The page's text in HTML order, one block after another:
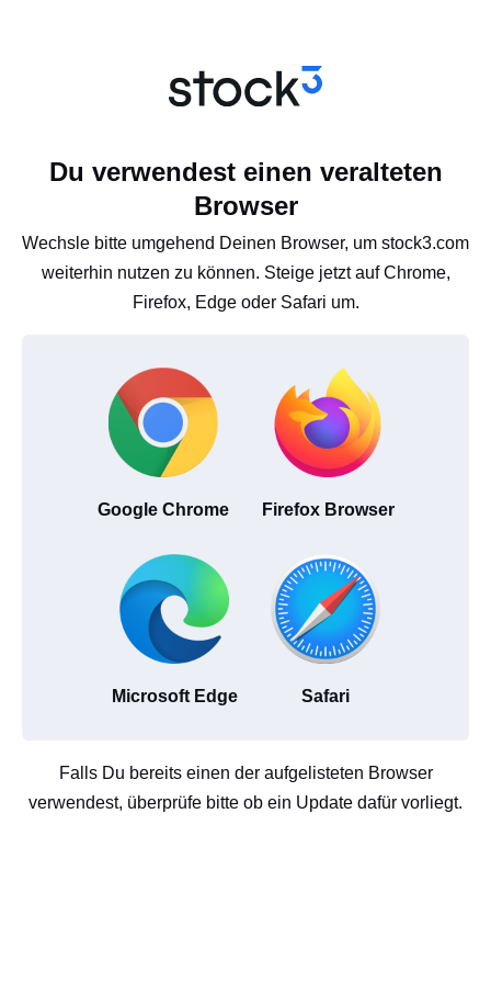
Du verwendest einen veralteten
Browser
Wechsle bitte umgehend Deinen Browser, um stock3.com
weiterhin nutzen zu können. Steige jetzt auf Chrome,
Firefox, Edge oder Safari um.
Google Chrome Firefox Browser
Microsoft Edge Safari
Falls Du bereits einen der aufgelisteten Browser
verwendest, überprüfe bitte ob ein Update dafür vorliegt.